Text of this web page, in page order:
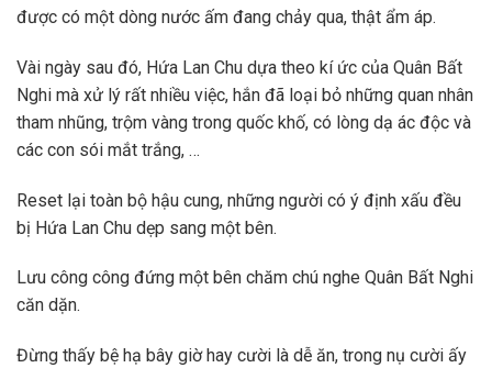
được có một dòng nước ấm đang chảy qua, thật ẩm áp.
Vài ngày sau đó, Hứa Lan Chu dựa theo kí ức của Quân Bất
Nghi mà xử lý rất nhiều việc, hắn đã loại bỏ những quan nhân
tham nhũng, trộm vàng trong quốc khố, có lòng dạ ác độc và
các con sói mắt trắng, …
Reset lại toàn bộ hậu cung, những người có ý định xấu đều
bị Hứa Lan Chu dẹp sang một bên.
Lưu công công đứng một bên chăm chú nghe Quân Bất Nghi
căn dặn.
Đừng thấy bệ hạ bây giờ hay cười là dễ ăn, trong nụ cười ấy